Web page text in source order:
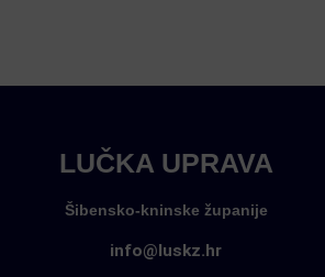
LUČKA UPRAVA
Šibensko-kninske županije
info@luskz.hr